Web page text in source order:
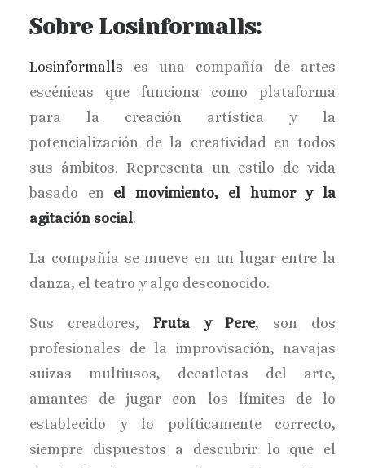
Sobre Losinformalls:
Losinformalls es una compañía de artes
escénicas que funciona como plataforma
para la creación artística y la
potencialización de la creatividad en todos
sus ámbitos. Representa un estilo de vida
basado enel movimiento, el humor y la
agitación social.
La compañía se mueve en un lugar entre la
danza, el teatro y algo desconocido.
Sus creadores, Fruta y Pere, son dos
profesionales de la improvisación, navajas
suizas multiusos, decatletas del arte,
amantes de jugar con los límites de lo
establecido y lo políticamente correcto,
siempre dispuestos a descubrir lo que el